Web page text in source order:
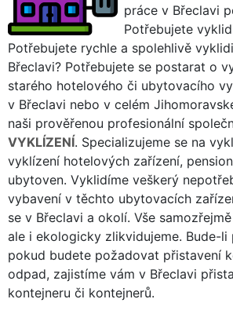
práce v Břeclavi
Potřebujete
Potřebujete rychle a spolehlivě
Břeclavi? Potřebujete se postarat o
starého hotelového či ubytovacího
v Břeclavi nebo v celém
naši prověřenou profesionální
VYKLÍZENÍ. Specializujeme se na
vyklízení hotelových zařízení,
ubytoven. Vyklidíme veškerý
vybavení v těchto ubytovacích
se v Břeclavi a okolí. Vše
ale i ekologicky zlikvidujeme. Bude-li
pokud budete požadovat přistavení
odpad, zajistíme vám v Břeclavi
kontejneru či kontejnerů.